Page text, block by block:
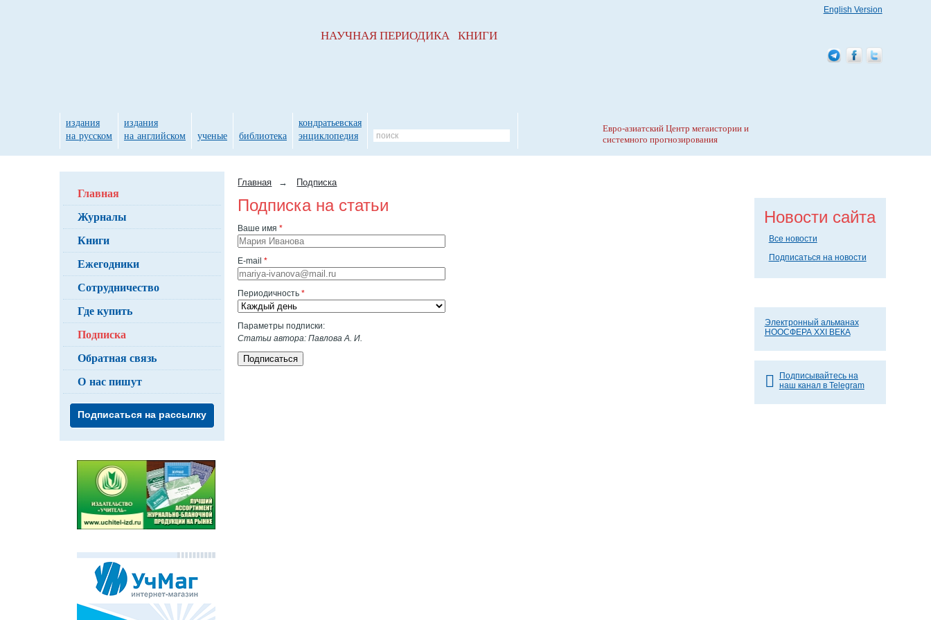
Главная → Подписка
Подписка на статьи
Ваше имя*
E-mail*
Периодичность*
Параметры подписки:
Статьи автора: Павлова А. И.
Подписаться
Главная
Журналы
Книги
Ежегодники
Сотрудничество
Где купить
Подписка
Обратная связь
О нас пишут
Подписаться на рассылку
Новости сайта
Все новости
Подписаться на новости
Электронный альманах
НООСФЕРА XXI ВЕКА
Подписывайтесь на
наш канал в Telegram
НАУЧНАЯ ПЕРИОДИКА КНИГИ
издания
на русском
издания
на английском
ученые библиотека
кондратьевская
энциклопедия
Евро-азиатский Центр мегаистории и
системного прогнозирования
English Version